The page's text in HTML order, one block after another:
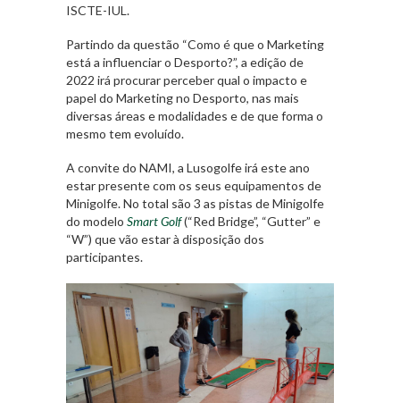
ISCTE-IUL.
Partindo da questão “Como é que o Marketing
está a influenciar o Desporto?”, a edição de
2022 irá procurar perceber qual o impacto e
papel do Marketing no Desporto, nas mais
diversas áreas e modalidades e de que forma o
mesmo tem evoluído.
A convite do NAMI, a Lusogolfe irá este ano
estar presente com os seus equipamentos de
Minigolfe. No total são 3 as pistas de Minigolfe
do modelo Smart Golf(“Red Bridge”, “Gutter” e
“W”) que vão estar à disposição dos
participantes.